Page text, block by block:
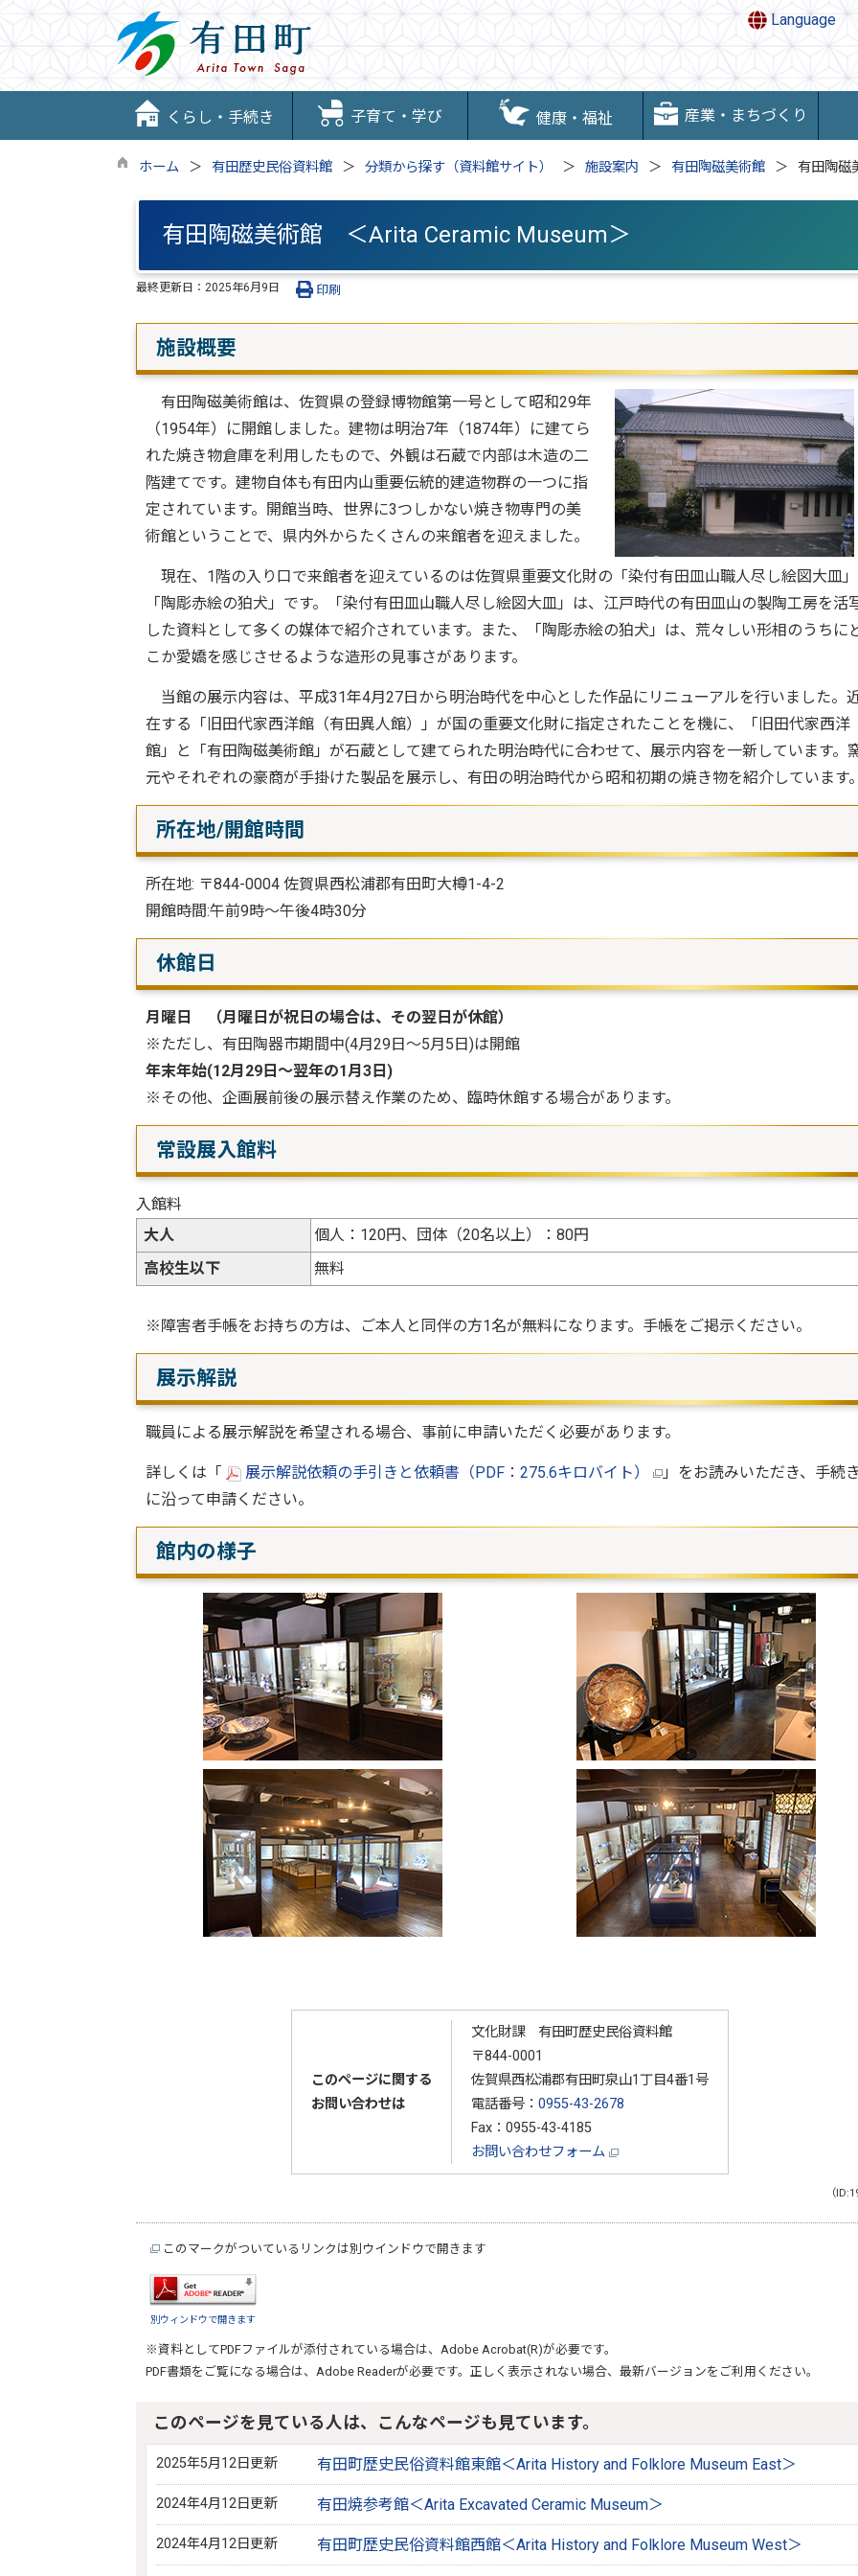
Language
くらし・手続き 子育て・学び 健康・福祉 産業・まちづくり
ホーム 有田歴史民俗資料館 分類から探す（資料館サイト） 施設案内 有田陶磁美術館 有田陶
有田陶磁美術館 ＜Arita Ceramic Museum＞
最終更新日： 2025年6月9日 印刷
施設概要
有田陶磁美術館は、佐賀県の登録博物館第一号として昭和29年
（1954年）に開館しました。建物は明治7年（1874年）に建てら
れた焼き物倉庫を利用したもので、外観は石蔵で内部は木造の二
階建てです。建物自体も有田内山重要伝統的建造物群の一つに指
定されています。開館当時、世界に3つしかない焼き物専門の美
術館ということで、県内外からたくさんの来館者を迎えました。
現在、1階の入り口で来館者を迎えているのは佐賀県重要文化財の「染付有田皿山職人尽し絵図大皿
「陶彫赤絵の狛犬」です。「染付有田皿山職人尽し絵図大皿」は、江戸時代の有田皿山の製陶工房を活
した資料として多くの媒体で紹介されています。また、「陶彫赤絵の狛犬」は、荒々しい形相のうちに
こか愛嬌を感じさせるような造形の見事さがあります。
当館の展示内容は、平成31年4月27日から明治時代を中心とした作品にリニューアルを行いました。
在する「旧田代家西洋館（有田異人館）」が国の重要文化財に指定されたことを機に、「旧田代家西洋
館」と「有田陶磁美術館」が石蔵として建てられた明治時代に合わせて、展示内容を一新しています。
元やそれぞれの豪商が手掛けた製品を展示し、有田の明治時代から昭和初期の焼き物を紹介しています
所在地/開館時間
所在地: 〒844-0004 佐賀県西松浦郡有田町大樽1-4-2
開館時間:午前9時〜午後4時30分
休館日
月曜日 （月曜日が祝日の場合は、その翌日が休館）
※ただし、有田陶器市期間中(4月29日〜5月5日)は開館
年末年始(12月29日〜翌年の1月3日)
※その他、企画展前後の展示替え作業のため、臨時休館する場合があります。
常設展入館料
入館料
大人
個人：120円、団体（20名以上）：80円
高校生以下
無料
※障害者手帳をお持ちの方は、ご本人と同伴の方1名が無料になります。手帳をご掲示ください。
展示解説
職員による展示解説を希望される場合、事前に申請いただく必要があります。
詳しくは「 展示解説依頼の手引きと依頼書（PDF：275.6キロバイト）
」をお読みいただき、手続
に沿って申請ください。
館内の様子
このページに関する
お問い合わせは
文化財課 有田町歴史民俗資料館
〒844-0001
佐賀県西松浦郡有田町泉山1丁目4番1号
電話番号： 0955-43-2678
Fax：0955-43-4185
お問い合わせフォーム
（
このマークがついているリンクは別ウインドウで開きます
別ウィンドウで開きます
※資料としてPDFファイルが添付されている場合は、 Adobe Acrobat(R)が必要です。
PDF書類をご覧になる場合は、 Adobe Readerが必要です。正しく表示されない場合、最新バージョンをご利用ください。
このページを見ている人は、こんなページも見ています。
2025年5月12日更新 有田町歴史民俗資料館東館＜Arita History and Folklore Museum East＞
2024年4月12日更新 有田焼参考館＜Arita Excavated Ceramic Museum＞
2024年4月12日更新 有田町歴史民俗資料館西館＜Arita History and Folklore Museum West＞